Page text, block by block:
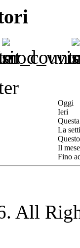
Oggi
Ieri
La
Il
Fino
All